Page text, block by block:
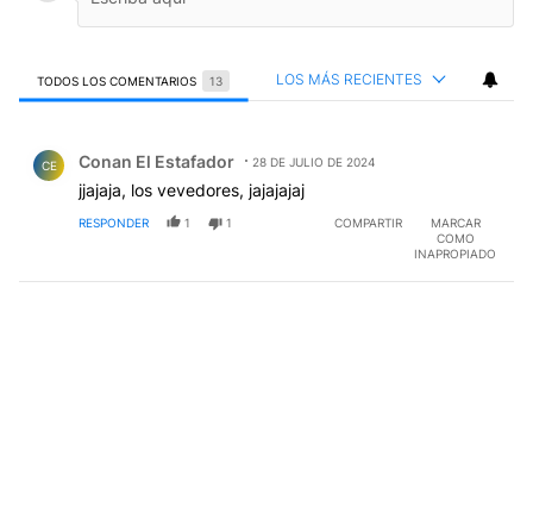
TODOS LOS COMENTARIOS 13 LOS MÁS RECIENTES
CE Conan El Estafador 28 DE JULIO DE 2024
jjajaja, los vevedores, jajajajaj
RESPONDER 1 1 COMPARTIR
MARCAR
COMO
INAPROPIADO